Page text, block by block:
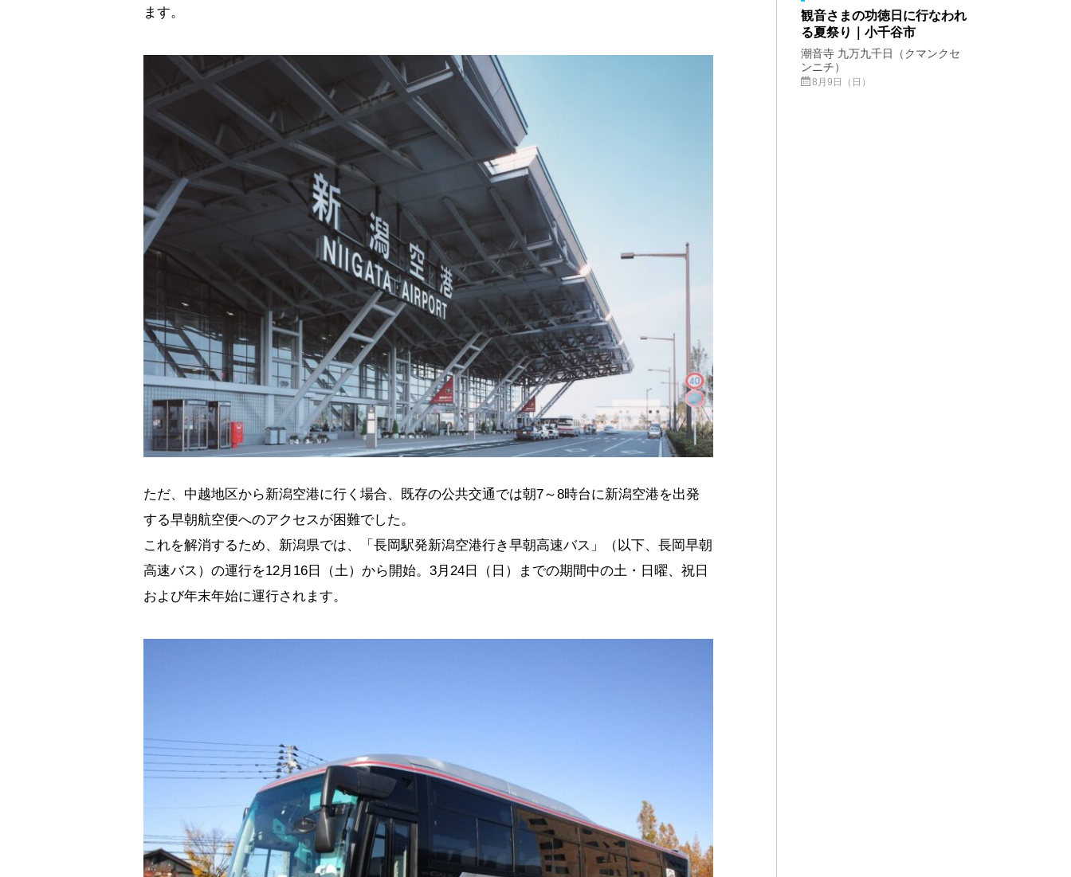
ます。
ただ、中越地区から新潟空港に行く場合、既存の公共交通では朝7～8時台に新潟空港を出発
する早朝航空便へのアクセスが困難でした。
これを解消するため、新潟県では、「長岡駅発新潟空港行き早朝高速バス」（以下、長岡早朝
高速バス）の運行を12月16日（土）から開始。3月24日（日）までの期間中の土・日曜、祝日
および年末年始に運行されます。
観音さまの功徳日に行なわれ
る夏祭り｜小千谷市
潮音寺 九万九千日（クマンクセ
ンニチ）
8月9日（日）